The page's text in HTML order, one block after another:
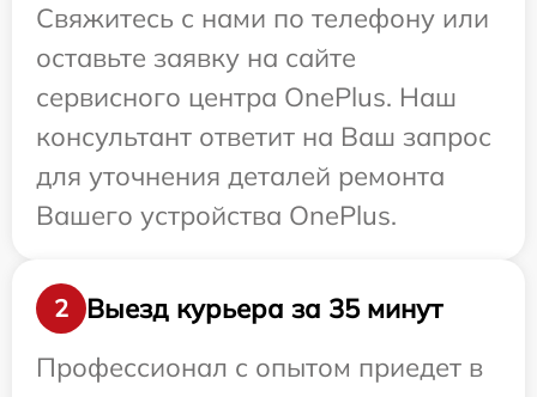
Свяжитесь с нами по телефону или
оставьте заявку на сайте
сервисного центра OnePlus. Наш
консультант ответит на Ваш запрос
для уточнения деталей ремонта
Вашего устройства OnePlus.
2
Выезд курьера за 35 минут
Профессионал с опытом приедет в